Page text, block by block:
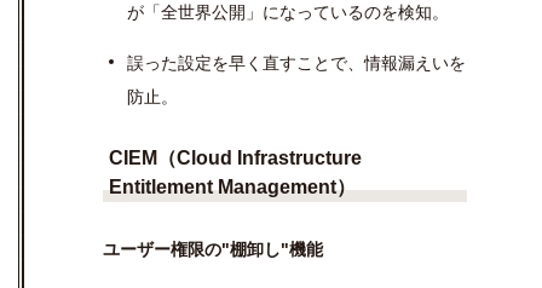
が「全世界公開」になっているのを検知。
誤った設定を早く直すことで、情報漏えいを
防止。
CIEM（Cloud Infrastructure
Entitlement Management）
ユーザー権限の"棚卸し"機能